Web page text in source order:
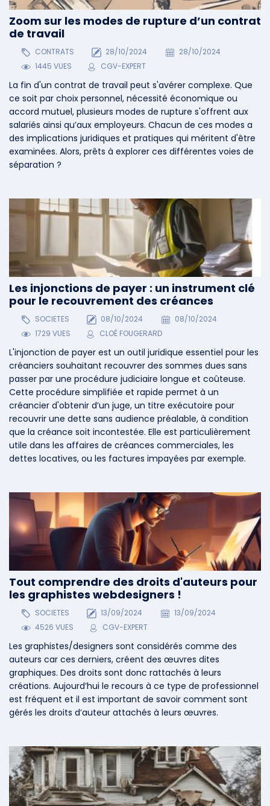
Tout comprendre des droits d'auteurs pour
les graphistes webdesigners !
SOCIETES 13/09/2024
13/09/2024
4526 VUES
CGV-EXPERT
Les graphistes/designers sont considérés comme des
auteurs car ces derniers, créent des œuvres dites
graphiques. Des droits sont donc rattachés à leurs
créations. Aujourd’hui le recours à ce type de professionnel
est fréquent et il est important de savoir comment sont
gérés les droits d’auteur attachés à leurs œuvres.
Zoom sur les modes de rupture d’un contrat
de travail
CONTRATS 28/10/2024
28/10/2024
1445 VUES
CGV-EXPERT
La fin d'un contrat de travail peut s'avérer complexe. Que
ce soit par choix personnel, nécessité économique ou
accord mutuel, plusieurs modes de rupture s'offrent aux
salariés ainsi qu’aux employeurs. Chacun de ces modes a
des implications juridiques et pratiques qui méritent d'être
examinées. Alors, prêts à explorer ces différentes voies de
séparation ?
Les injonctions de payer : un instrument clé
pour le recouvrement des créances
SOCIETES 08/10/2024
08/10/2024
1729 VUES
CLOÉ FOUGERARD
L'injonction de payer est un outil juridique essentiel pour les
créanciers souhaitant recouvrer des sommes dues sans
passer par une procédure judiciaire longue et coûteuse.
Cette procédure simplifiée et rapide permet à un
créancier d'obtenir d’un juge, un titre exécutoire pour
recouvrir une dette sans audience préalable, à condition
que la créance soit incontestée. Elle est particulièrement
utile dans les affaires de créances commerciales, les
dettes locatives, ou les factures impayées par exemple.